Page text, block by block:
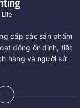
cấp các sản phẩm
động ổn định, tiết
hàng và người sử